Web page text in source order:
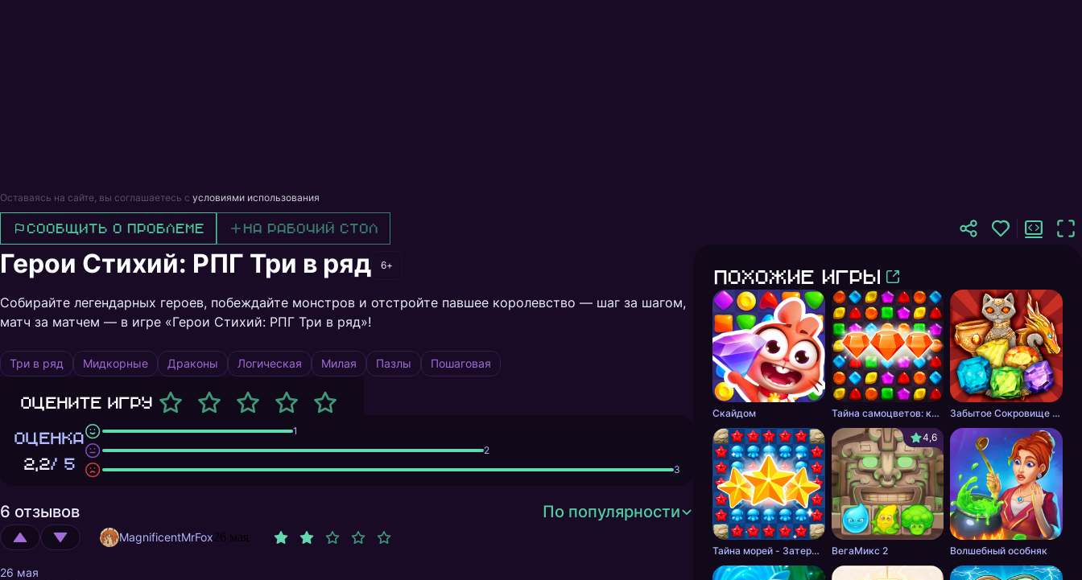
Оставаясь на сайте, вы соглашаетесь с условиями использования
Сообщить о проблеме На рабочий стол
Герои Стихий: РПГ Три в ряд 6+
Собирайте легендарных героев, побеждайте монстров и отстройте павшее королевство — шаг за шагом,
матч за матчем — в игре «Герои Стихий: РПГ Три в ряд»!
Три в ряд Мидкорные Драконы Логическая Милая Пазлы Пошаговая
Оцените игру
ОЦЕНКА
2,2/ 5
1
2
3
6 отзывов По популярности
MagnificentMrFox26 мая
26 мая
Похожие игры
Скайдом Тайна самоцветов: ключ сокровищ - три в ряд Забытое Сокровище 2 - три в ряд
Тайна морей - Затерянные сокровища: Три в ряд
4,6
ВегаМикс 2 Волшебный особняк